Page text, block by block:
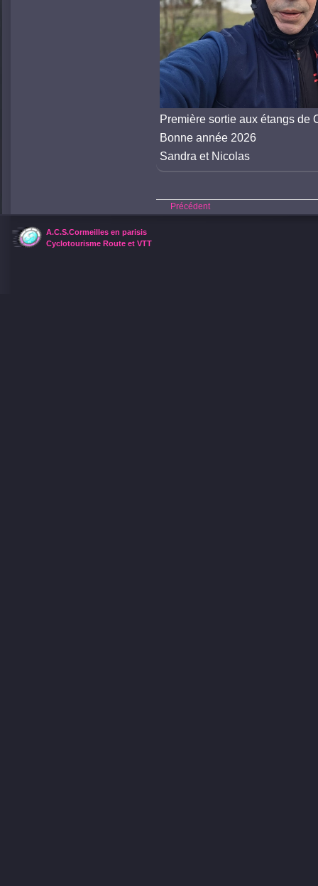
Première sortie aux étangs de
Bonne année 2026
Sandra et Nicolas
Précédent
A.C.S.Cormeilles en parisis
Cyclotourisme Route et VTT